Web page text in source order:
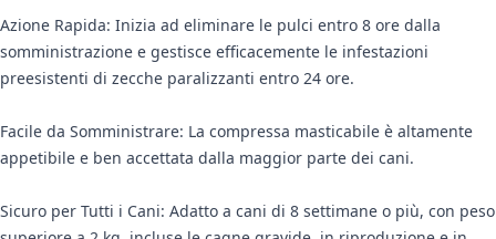
Azione Rapida: Inizia ad eliminare le pulci entro 8 ore dalla
somministrazione e gestisce efficacemente le infestazioni
preesistenti di zecche paralizzanti entro 24 ore.
Facile da Somministrare: La compressa masticabile è altamente
appetibile e ben accettata dalla maggior parte dei cani.
Sicuro per Tutti i Cani: Adatto a cani di 8 settimane o più, con peso